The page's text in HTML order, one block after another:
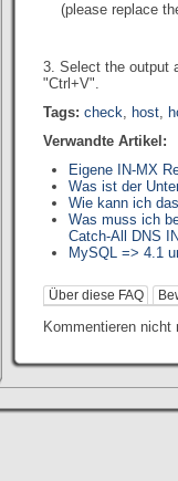
(please replace
3. Select the output
"Ctrl+V".
Tags: check, host,
Verwandte Artikel:
Eigene IN-MX
Was ist der
Wie kann ich
Was muss ich
Catch-All DNS
MySQL => 4.1
Über diese FAQ
Kommentieren nicht